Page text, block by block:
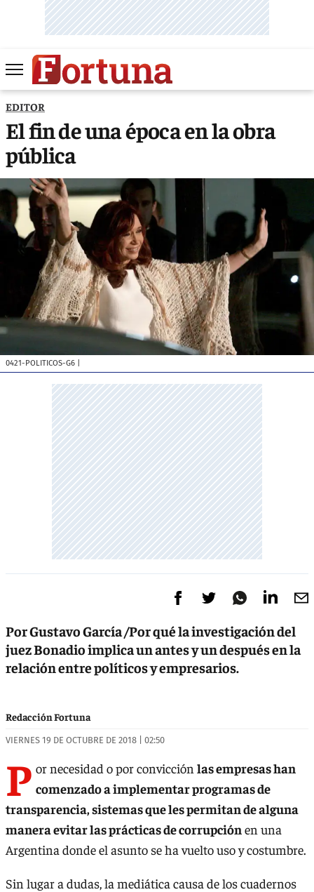
EDITOR
El fin de una época en la obra
pública
0421-POLITICOS-G6
Por Gustavo García /Por qué la investigación del
juez Bonadio implica un antes y un después en la
relación entre políticos y empresarios.
Redacción Fortuna
VIERNES 19 DE OCTUBRE DE 2018 | 02:50
P or necesidad o por convicción las empresas han
comenzado a implementar programas de
transparencia, sistemas que les permitan de alguna
manera evitar las prácticas de corrupciónen una
Argentina donde el asunto se ha vuelto uso y costumbre.
Sin lugar a dudas, la mediática causa de los cuadernos